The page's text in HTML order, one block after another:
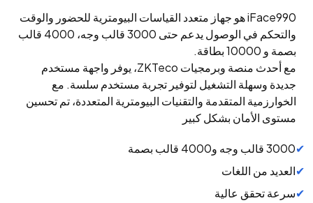
iFace990 هو جهاز متعدد القياسات البيومترية للحضور والوقت
والتحكم في الوصول يدعم حتى 3000 قالب وجه، 4000 قالب
بصمة و 10000 بطاقة.
مع أحدث منصة وبرمجيات ZKTeco، يوفر واجهة مستخدم
جديدة وسهلة التشغيل لتوفير تجربة مستخدم سلسة. مع
الخوارزمية المتقدمة والتقنيات البيومترية المتعددة، تم تحسين
مستوى الأمان بشكل كبير
3000 قالب وجه و4000 قالب بصمة
العديد من اللغات
سرعة تحقق عالية